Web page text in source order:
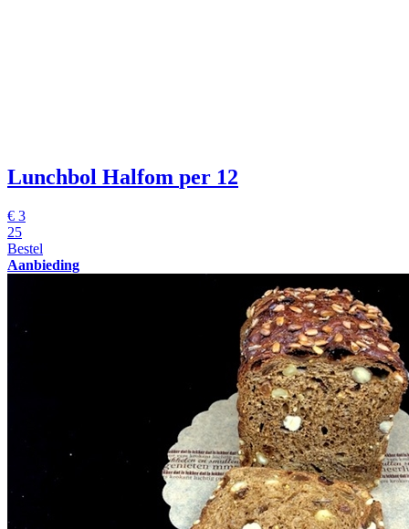
Lunchbol Halfom per 12
€ 3
25
Bestel
Aanbieding